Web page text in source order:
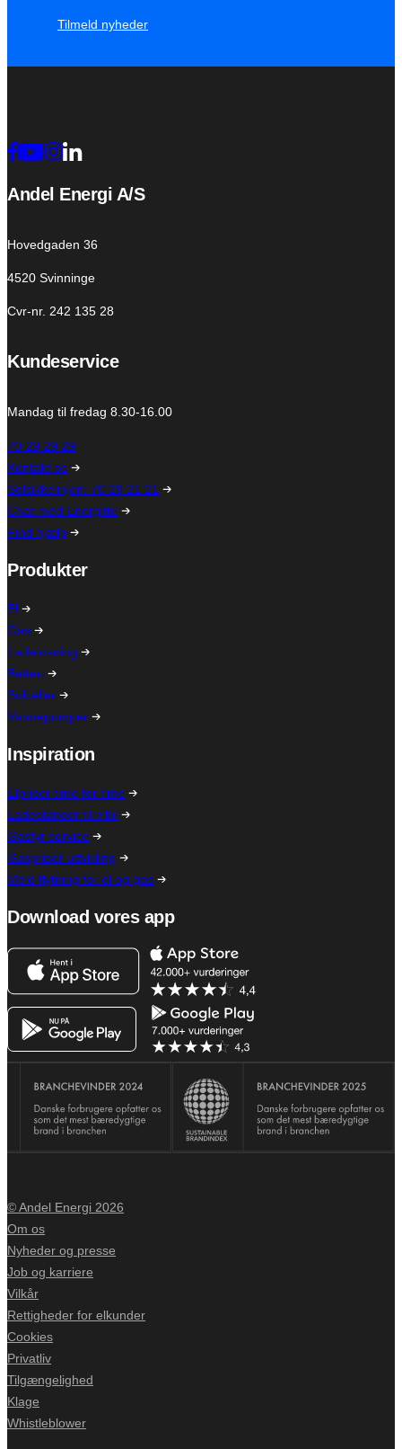
Tilmeld nyheder
Andel Energi A/S
Hovedgaden 36
4520 Svinninge
Cvr-nr. 242 135 28
Kundeservice
Mandag til fredag 8.30-16.00
70 29 29 29
Kontakt os
Solsikkelinjen: 70 29 21 21
Chat med Energitte
Find hjælp
Produkter
El
Gas
Ladeløsning
Batteri
Solceller
Varmepumper
Inspiration
Elpriser time for time
Ladestander til elbil
Gasfyr service
Gaspriser udvikling
Meld flytning for el og gas
Download vores app
© Andel Energi 2026
Om os
Nyheder og presse
Job og karriere
Vilkår
Rettigheder for elkunder
Cookies
Privatliv
Tilgængelighed
Klage
Whistleblower